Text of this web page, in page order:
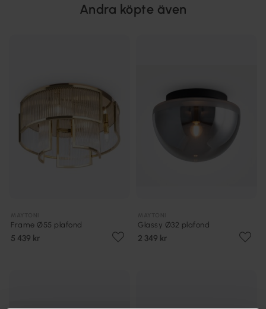
Andra köpte även
Frame Ø55 plafond
5 439 kr
Glassy Ø32 plafond
2 349 kr